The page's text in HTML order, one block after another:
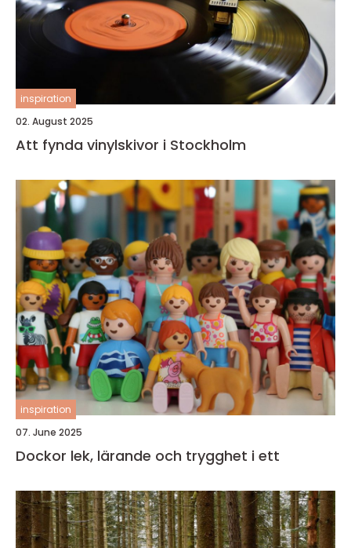
inspiration
02. August 2025
Att fynda vinylskivor i Stockholm
inspiration
07. June 2025
Dockor lek, lärande och trygghet i ett